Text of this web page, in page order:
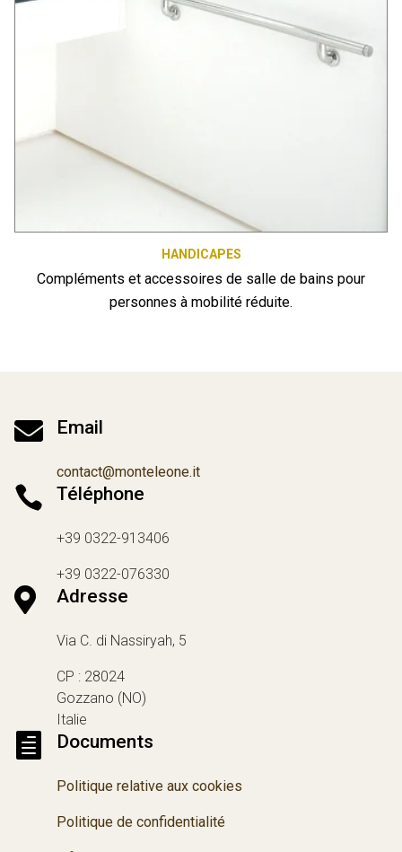
HANDICAPES
Compléments et accessoires de salle de bains pour
personnes à mobilité réduite.
 Email
contact@monteleone.it
 Téléphone
+39 0322-913406
+39 0322-076330
 Adresse
Via C. di Nassiryah, 5
CP : 28024
Gozzano (NO)
Italie
 Documents
Politique relative aux cookies
Politique de confidentialité